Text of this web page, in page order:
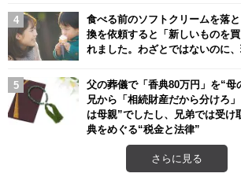
食べる前のソフトクリームを落
換を依頼すると「新しいものを
れました。わざとではないのに
父の葬儀で「香典80万円」を“母
兄から「相続財産だから分けろ
は母親”でしたし、兄弟では受け
典をめぐる“税金と法律”
さらに見る